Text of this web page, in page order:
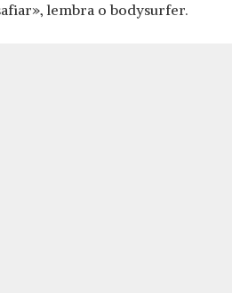
lembra o bodysurfer.